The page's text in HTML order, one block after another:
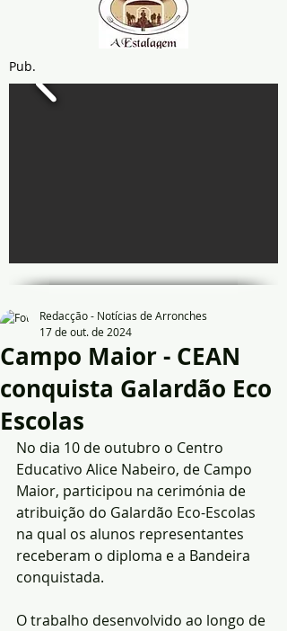
Pub.
Campo Maior - CEAN
conquista Galardão Eco
Escolas
Redacção - Notícias de Arronches
17 de out. de 2024
No dia 10 de outubro o Centro
Educativo Alice Nabeiro, de Campo
Maior, participou na cerimónia de
atribuição do Galardão Eco-Escolas
na qual os alunos representantes
receberam o diploma e a Bandeira
conquistada.
O trabalho desenvolvido ao longo de